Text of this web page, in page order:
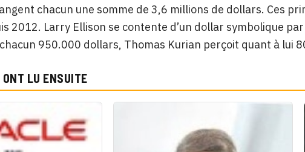
chacun une somme de 3,6 millions de dollars. Ces
2012. Larry Ellison se contente d’un dollar symbolique
950.000 dollars, Thomas Kurian perçoit quant à lui
LU ENSUITE